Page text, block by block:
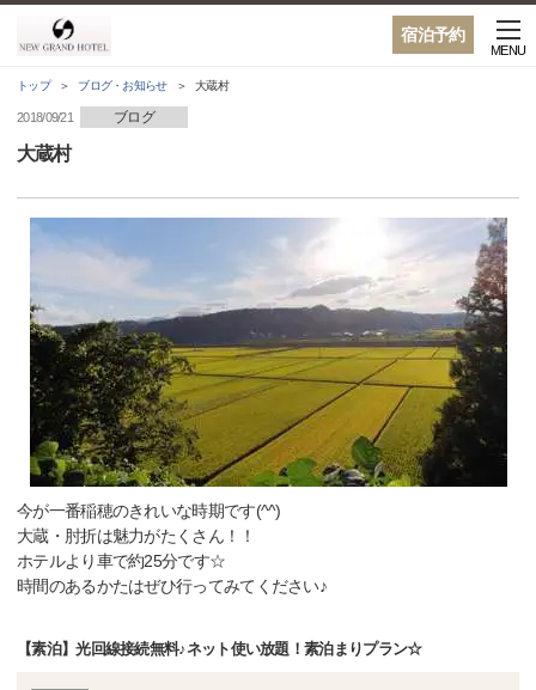
宿泊予約
MENU
トップ ブログ・お知らせ 大蔵村
2018/09/21 ブログ
大蔵村
今が一番稲穂のきれいな時期です(^^)
大蔵・肘折は魅力がたくさん！！
ホテルより車で約25分です☆
時間のあるかたはぜひ行ってみてください♪
【素泊】光回線接続無料♪ネット使い放題！素泊まりプラン☆